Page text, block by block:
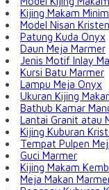
Kijing Makam
Model Nisan Kristen
Patung Kuda Onyx
Daun Meja Marmer
Jenis Motif Inlay
Kursi Batu Marmer
Lampu Meja Onyx
Ukuran Kijing
Bathub Kamar
Lantai Granit atau
Kijing Kuburan
Tempat Pulpen
Guci Marmer
Kijing Makam
Meja Makan